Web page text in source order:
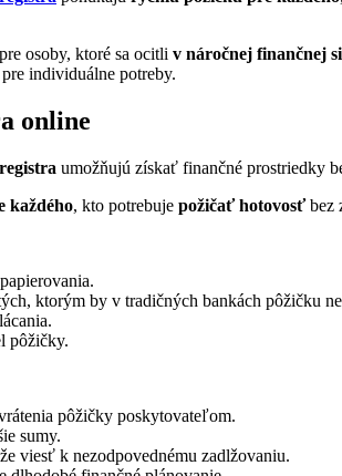
osoby, ktoré sa ocitli v náročnej finančnej
individuálne potreby.
online
umožňujú získať finančné prostriedky
každého, kto potrebuje požičať hotovosťbez
ktorým by v tradičných bankách pôžičku
pôžičky.
pôžičky poskytovateľom.
sumy.
viesť k nezodpovednému zadlžovaniu.